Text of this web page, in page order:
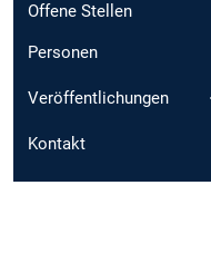
Offene Stellen
Personen
Veröffentlichungen
Kontakt